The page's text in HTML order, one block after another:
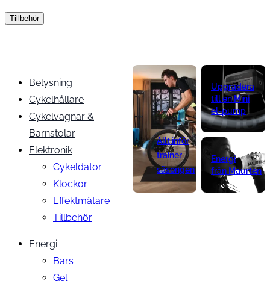
Tillbehör
Belysning
Cykelhållare
Cykelvagnar &
Barnstolar
Elektronik
Cykeldator
Klockor
Effektmätare
Tillbehör
Energi
Bars
Gel
Allt inför
trainer
säsongen
Upgradera
till en Mini
el-pump
Energi
från Maurten